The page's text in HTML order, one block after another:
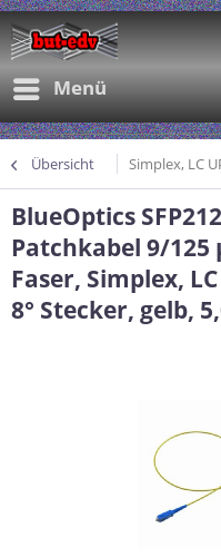
Menü
Übersicht Simplex, LC
BlueOptics
Patchkabel 9/125
Faser, Simplex,
8° Stecker, gelb,